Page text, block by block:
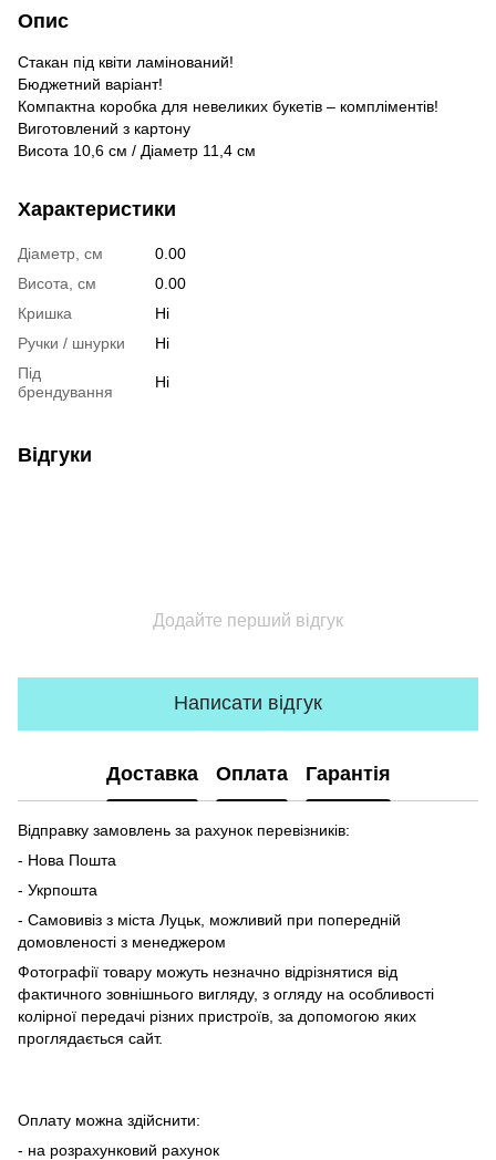
Опис
Стакан під квіти ламінований!
Бюджетний варіант!
Компактна коробка для невеликих букетів – компліментів!
Виготовлений з картону
Висота 10,6 см / Діаметр 11,4 см
Характеристики
Діаметр, см
0.00
Висота, см
0.00
Кришка
Ні
Ручки / шнурки
Ні
Під
брендування
Ні
Відгуки
Додайте перший відгук
Написати відгук
Доставка Оплата Гарантія
Відправку замовлень за рахунок перевізників:
- Нова Пошта
- Укрпошта
- Самовивіз з міста Луцьк, можливий при попередній
домовленості з менеджером
Фотографії товару можуть незначно відрізнятися від
фактичного зовнішнього вигляду, з огляду на особливості
колірної передачі різних пристроїв, за допомогою яких
проглядається сайт.
Оплату можна здійснити:
- на розрахунковий рахунок